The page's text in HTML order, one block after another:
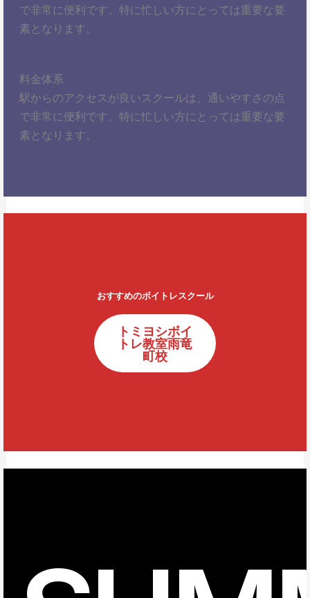
で非常に便利です。特に忙しい方にとっては重要な要
素となります。
料金体系
駅からのアクセスが良いスクールは、通いやすさの点
で非常に便利です。特に忙しい方にとっては重要な要
素となります。
おすすめのボイトレスクール
トミヨシボイ
トレ教室雨竜
町校